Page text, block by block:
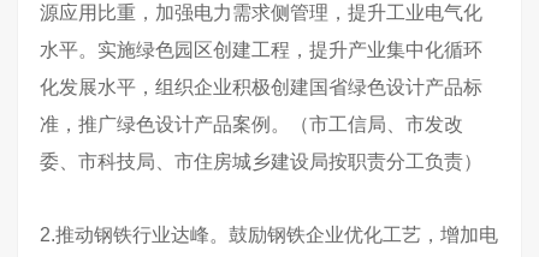
源应用比重，加强电力需求侧管理，提升工业电气化
水平。实施绿色园区创建工程，提升产业集中化循环
化发展水平，组织企业积极创建国省绿色设计产品标
准，推广绿色设计产品案例。（市工信局、市发改
委、市科技局、市住房城乡建设局按职责分工负责）
2.推动钢铁行业达峰。鼓励钢铁企业优化工艺，增加电